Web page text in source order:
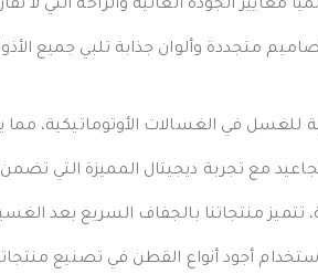
الجودة العالية والراحة التي لا
متجددة وألوان جذابة تلبي جميع
للغسل في الغسالات الأوتوماتيكية،
مع تجربة ديجيتال المميزة التي
منتجاتنا بالجفاف السريع بعد
أجود أنواع القطن في تصنيع